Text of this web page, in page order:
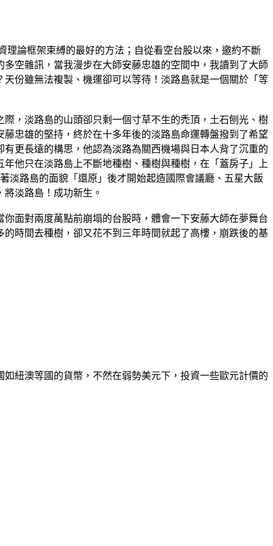
論框架束縛的最好的方法；自從看空台股以來，邀約不斷
空雜訊，當我漫步在大師安藤忠雄的空間中，我讀到了大師
份雖無法複製、機運卻可以等待！淡路島就是一個關於「等
，淡路島的山頭卻只剩一個寸草不生的禿頂，土石刨光、樹
忠雄的堅持，終於在十多年後的淡路島命運轉盤撥到了希望
更長遠的構思，他認為淡路為關西機場與日本人背了沉重的
他只在淡路島上不斷地種樹、種樹與種樹，在「蓋房子」上
淡路島的面貌「還原」後才開始起造國際會議廳、五星大飯
淡路島！成功新生。
面對兩度萬點前崩塌的台股時，體會一下安藤大師在夢舞台
時間去種樹，卻又花不到三年時間就起了高樓，崩跌後的基
紐澳等國的貨幣，不然在弱勢美元下，投資一些歐元計價的